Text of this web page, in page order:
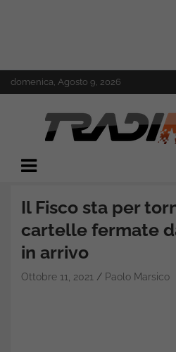
Skip
to
domenica, Agosto 9, 2026
Trading.it
Il Fisco sta per
cartelle fermate
in arrivo
Ottobre 11, 2021 Paolo Marsico